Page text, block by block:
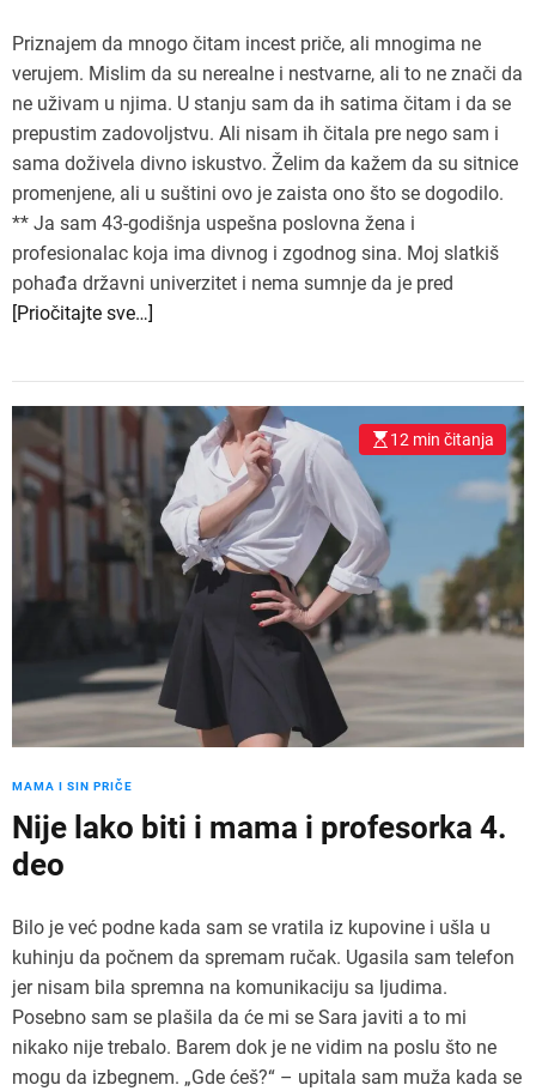
Priznajem da mnogo čitam incest priče, ali mnogima ne
verujem. Mislim da su nerealne i nestvarne, ali to ne znači da
ne uživam u njima. U stanju sam da ih satima čitam i da se
prepustim zadovoljstvu. Ali nisam ih čitala pre nego sam i
sama doživela divno iskustvo. Želim da kažem da su sitnice
promenjene, ali u suštini ovo je zaista ono što se dogodilo.
** Ja sam 43-godišnja uspešna poslovna žena i
profesionalac koja ima divnog i zgodnog sina. Moj slatkiš
pohađa državni univerzitet i nema sumnje da je pred
[Priočitajte sve…]
12 min čitanja
MAMA I SIN PRIČE
Nije lako biti i mama i profesorka 4.
deo
Bilo je već podne kada sam se vratila iz kupovine i ušla u
kuhinju da počnem da spremam ručak. Ugasila sam telefon
jer nisam bila spremna na komunikaciju sa ljudima.
Posebno sam se plašila da će mi se Sara javiti a to mi
nikako nije trebalo. Barem dok je ne vidim na poslu što ne
mogu da izbegnem. „Gde ćeš?“ – upitala sam muža kada se